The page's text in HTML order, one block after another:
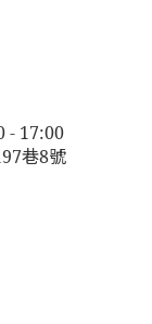
- 17:00
巷8號